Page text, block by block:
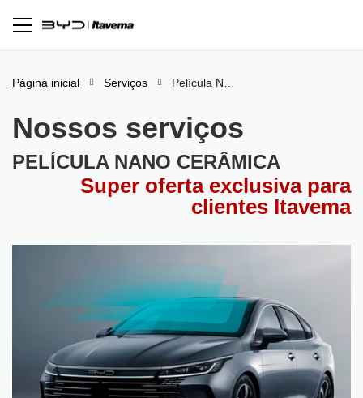
Página inicial Serviços
Nossos serviços
PELÍCULA NANO CERÂMICA
Super oferta exclusiva para
clientes Itavema